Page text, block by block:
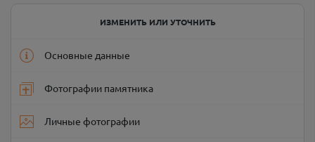
ИЗМЕНИТЬ ИЛИ УТОЧНИТЬ
Основные данные
Фотографии памятника
Личные фотографии